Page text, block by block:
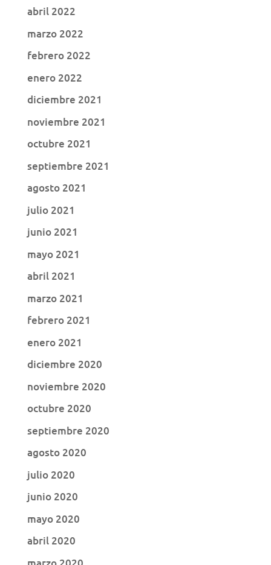
abril 2022
marzo 2022
febrero 2022
enero 2022
diciembre 2021
noviembre 2021
octubre 2021
septiembre 2021
agosto 2021
julio 2021
junio 2021
mayo 2021
abril 2021
marzo 2021
febrero 2021
enero 2021
diciembre 2020
noviembre 2020
octubre 2020
septiembre 2020
agosto 2020
julio 2020
junio 2020
mayo 2020
abril 2020